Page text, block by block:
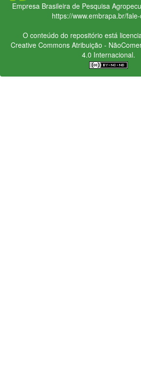
Empresa Brasileira de Pesquisa
https://www.embrapa.br/
O conteúdo do repositório está
Creative CommonsAtribuição -
4.0 Internacional.